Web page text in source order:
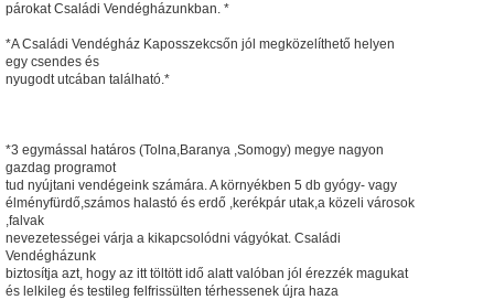
párokat Családi Vendégházunkban. *
*A Családi Vendégház Kaposszekcsőn jól megközelíthető helyen
egy csendes és
nyugodt utcában található.*
*3 egymással határos (Tolna,Baranya ,Somogy) megye nagyon
gazdag programot
tud nyújtani vendégeink számára. A környékben 5 db gyógy- vagy
élményfürdő,számos halastó és erdő ,kerékpár utak,a közeli városok
,falvak
nevezetességei várja a kikapcsolódni vágyókat. Családi
Vendégházunk
biztosítja azt, hogy az itt töltött idő alatt valóban jól érezzék magukat
és lelkileg és testileg felfrissülten térhessenek újra haza